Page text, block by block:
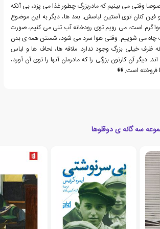
وقتی می بینیم که مادربزرگ چطور غذا می پزد، بی آنکه
کنان توی آستین لباسش. بعد ها، دیگر به این موضوع
گرم است، می رویم توی رودخانه آب تنی می کنیم، صورت
چاه می شوییم. وقتی هوا سرد می شود، شستن همه ی بدن
ظرف خیلی بزرگ وجود ندارد. ملافه ها، لحاف ها و لباس
دیگر آن کارتون بزرگی را که مادرمان آنها را توی آن آورد،
فروخته است.
سه گانه ی دوقلوها